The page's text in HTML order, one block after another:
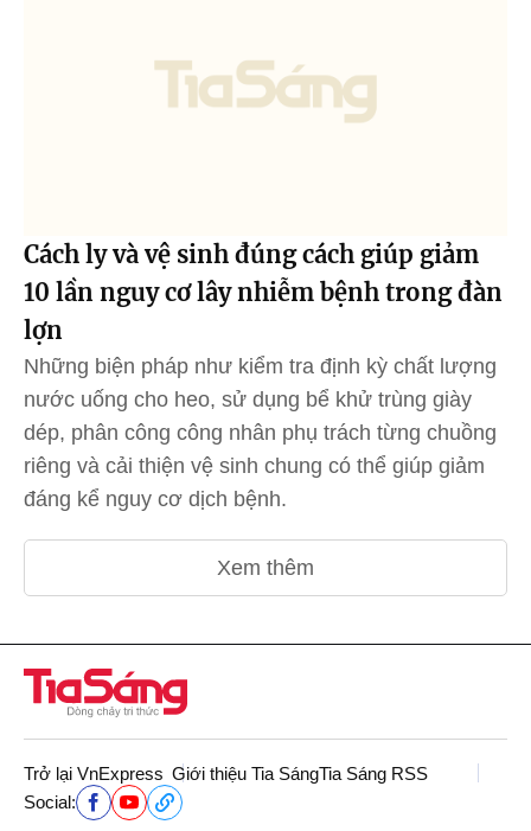
Cách ly và vệ sinh đúng cách giúp giảm
10 lần nguy cơ lây nhiễm bệnh trong đàn
lợn
Những biện pháp như kiểm tra định kỳ chất lượng
nước uống cho heo, sử dụng bể khử trùng giày
dép, phân công công nhân phụ trách từng chuồng
riêng và cải thiện vệ sinh chung có thể giúp giảm
đáng kể nguy cơ dịch bệnh.
Xem thêm
Trở lại VnExpress Giới thiệu Tia SángTia Sáng RSS
Social: